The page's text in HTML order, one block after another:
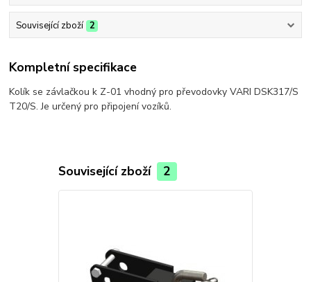
Související zboží 2
Kompletní specifikace
Kolík se závlačkou k Z-01 vhodný pro převodovky VARI DSK317/S
T20/S. Je určený pro připojení vozíků.
Související zboží 2